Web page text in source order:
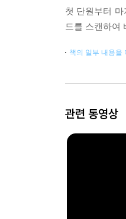
첫 단원부터
드를 스캔하여
책의 일부 내용을
관련 동영상